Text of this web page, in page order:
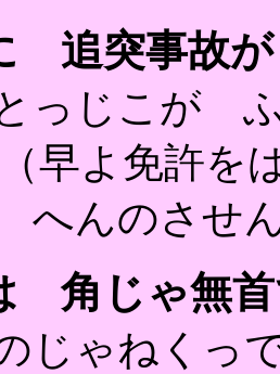
追突事故
っじこが
早よ免許を
へんの
角じゃ無
じゃねくっ